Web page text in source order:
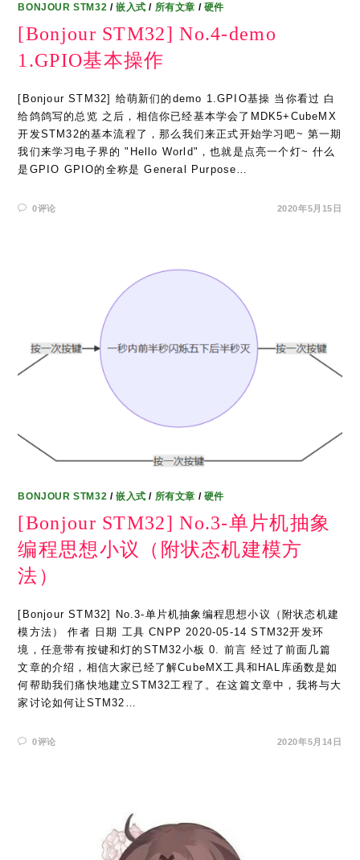
BONJOUR STM32 /嵌入式 / 所有文章 / 硬件
[Bonjour STM32] No.4-demo
1.GPIO基本操作
[Bonjour STM32] 给萌新们的demo 1.GPIO基操 当你看过 白
给鸽鸽写的总览 之后，相信你已经基本学会了MDK5+CubeMX
开发STM32的基本流程了，那么我们来正式开始学习吧~ 第一期
我们来学习电子界的 "Hello World"，也就是点亮一个灯~ 什么
是GPIO GPIO的全称是 General Purpose…
0评论 2020年5月15日
BONJOUR STM32 /嵌入式 / 所有文章 / 硬件
[Bonjour STM32] No.3-单片机抽象
编程思想小议（附状态机建模方
法）
[Bonjour STM32] No.3-单片机抽象编程思想小议（附状态机建
模方法） 作者 日期 工具 CNPP 2020-05-14 STM32开发环
境，任意带有按键和灯的STM32小板 0. 前言 经过了前面几篇
文章的介绍，相信大家已经了解CubeMX工具和HAL库函数是如
何帮助我们痛快地建立STM32工程了。在这篇文章中，我将与大
家讨论如何让STM32…
0评论 2020年5月14日